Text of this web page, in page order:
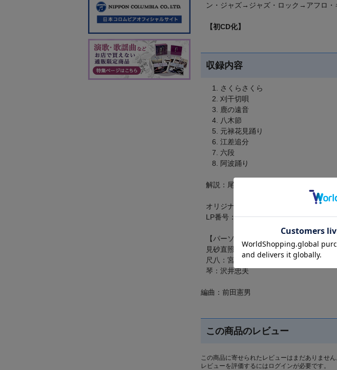
ン・ジャズ→ジャズ・ロック→アフロ・
【初CD化】
収録内容
さくらさくら
刈干切唄
鹿の遠音
八木節
元禄花見踊り
江差追分
六段
阿波踊り
解説：尾川雄介(universounds/Deep Jazz
オリジナルリリース：1972/5/25
LP番号：NCB-7016
【パーソネル】
見砂直照と東京キューバン・ボーイズ
尺八：宮田耕八朗
琴：沢井忠夫
編曲：前田憲男
この商品のレビュー
この商品に寄せられたレビューはまだありません
レビューを評価するには ログインが必要です。